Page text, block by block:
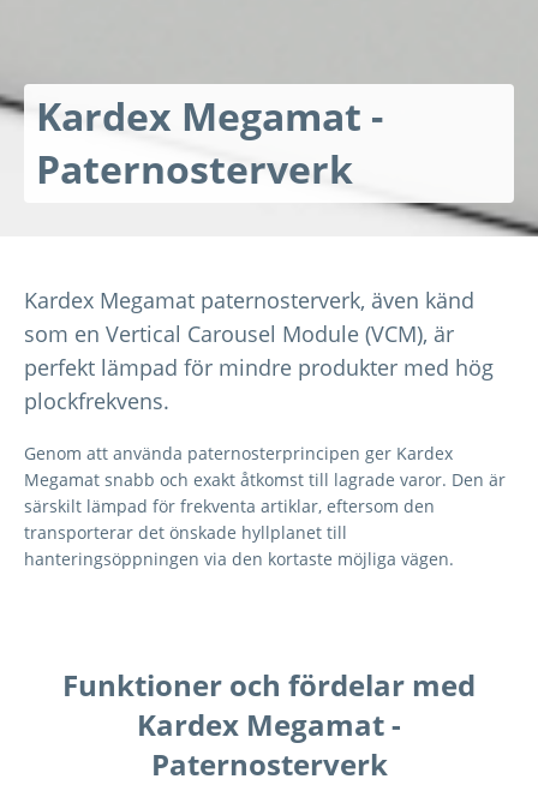
Kardex Megamat -
Paternosterverk
Kardex Megamat paternosterverk, även känd
som en Vertical Carousel Module (VCM), är
perfekt lämpad för mindre produkter med hög
plockfrekvens.
Genom att använda paternosterprincipen ger Kardex
Megamat snabb och exakt åtkomst till lagrade varor. Den är
särskilt lämpad för frekventa artiklar, eftersom den
transporterar det önskade hyllplanet till
hanteringsöppningen via den kortaste möjliga vägen.
Funktioner och fördelar med
Kardex Megamat -
Paternosterverk